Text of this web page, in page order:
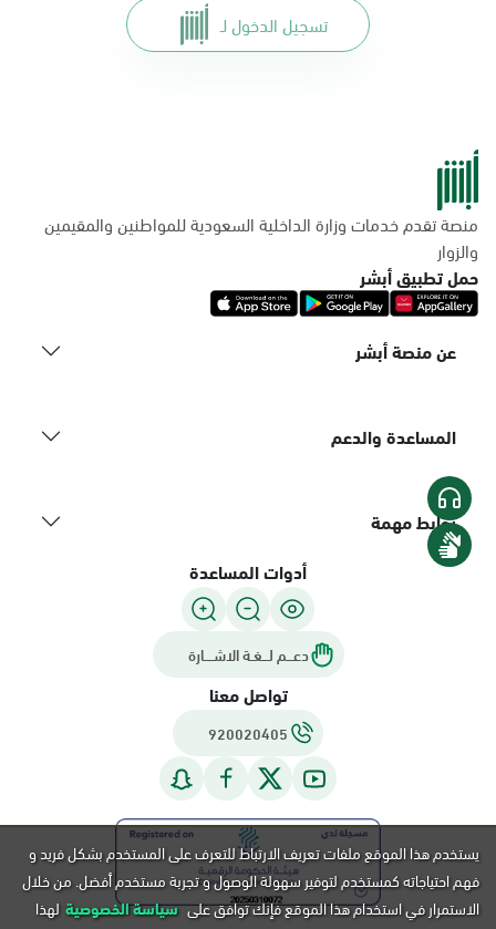
تسجيل الدخول لـ
منصة تقدم خدمات وزارة الداخلية السعودية للمواطنين والمقيمين
والزوار
حمل تطبيق أبشر
عن منصة أبشر
المساعدة والدعم
روابط مهمة
أدوات المساعدة
دعـــم لـــغـة الاشــــارة
تواصل معنا
920020405
يستخدم هذا الموقع ملفات تعريف الارتباط للتعرف على المستخدم بشكل فريد و
فهم احتياجاته كمستخدم لتوفير سهولة الوصول و تجربة مستخدم أفضل. من خلال
الاستمرار في استخدام هذا الموقع فإنك توافق على سياسة الخصوصية لهذا